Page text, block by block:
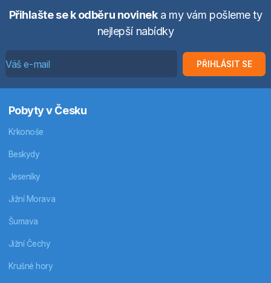
Přihlašte se k odběru novineka my vám pošleme ty
nejlepší nabídky
PŘIHLÁSIT SE
Pobyty v Česku
Krkonoše
Beskydy
Jeseníky
Jižní Morava
Šumava
Jižní Čechy
Krušné hory